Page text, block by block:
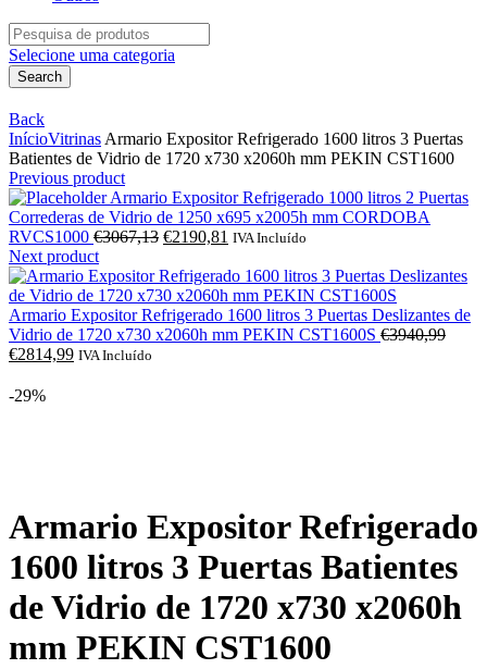
Search
for:
Selecione uma categoria
Search
Back
InícioVitrinas Armario Expositor Refrigerado 1600 litros 3 Puertas
Batientes de Vidrio de 1720 x730 x2060h mm PEKIN CST1600
Previous product
Armario Expositor Refrigerado 1000 litros 2 Puertas
Correderas de Vidrio de 1250 x695 x2005h mm CORDOBA
RVCS1000 €3067,13 O
original
era:
€3067,13.
€2190,81 O
atual
é:
€2190,81.
IVA Incluído
Next product
Armario Expositor Refrigerado 1600 litros 3 Puertas Deslizantes de
Vidrio de 1720 x730 x2060h mm PEKIN CST1600S €3940,99O
€2814,99OIVA Incluído
-29%
Armario Expositor Refrigerado
1600 litros 3 Puertas Batientes
de Vidrio de 1720 x730 x2060h
mm PEKIN CST1600